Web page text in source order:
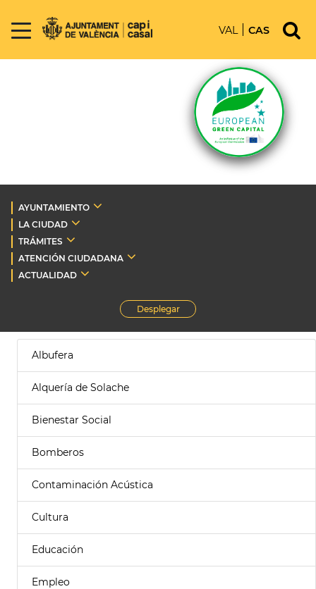
VAL CAS
AYUNTAMIENTO
LA CIUDAD
TRÁMITES
ATENCIÓN CIUDADANA
ACTUALIDAD
Desplegar
Albufera
Alquería de Solache
Bienestar Social
Bomberos
Contaminación Acústica
Cultura
Educación
Empleo